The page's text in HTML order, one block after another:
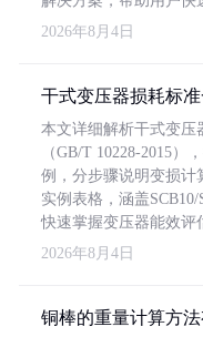
2026年8月4日
干式变压器损耗标
本文详细解析干式变压
（GB/T 10228-2015）
例，分步骤说明变损计
实例表格，涵盖
快速掌握变压器能效评
2026年8月4日
铜棒的重量计算方